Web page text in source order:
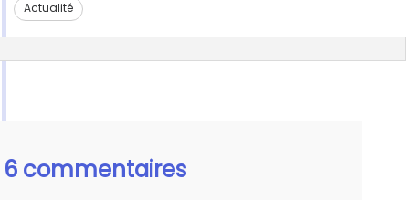
Actualité
6 commentaires